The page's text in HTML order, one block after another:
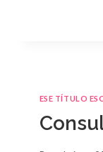
ESE TÍTULO